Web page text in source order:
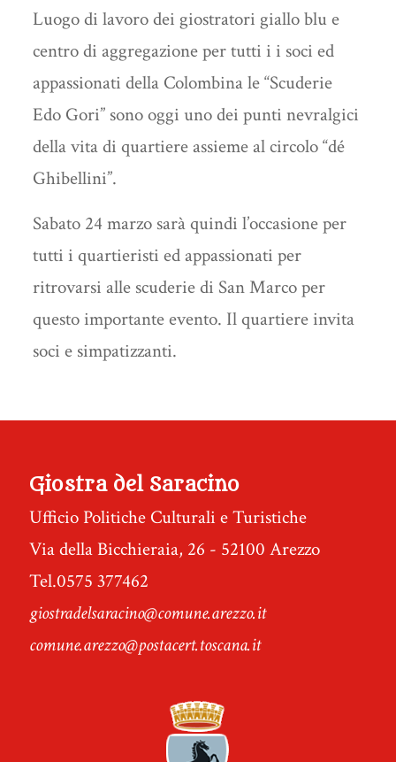
Luogo di lavoro dei giostratori giallo blu e
centro di aggregazione per tutti i i soci ed
appassionati della Colombina le “Scuderie
Edo Gori” sono oggi uno dei punti nevralgici
della vita di quartiere assieme al circolo “dé
Ghibellini”.
Sabato 24 marzo sarà quindi l’occasione per
tutti i quartieristi ed appassionati per
ritrovarsi alle scuderie di San Marco per
questo importante evento. Il quartiere invita
soci e simpatizzanti.
Giostra del Saracino
Ufficio Politiche Culturali e Turistiche
Via della Bicchieraia, 26 - 52100 Arezzo
Tel.0575 377462
giostradelsaracino@comune.arezzo.it
comune.arezzo@postacert.toscana.it